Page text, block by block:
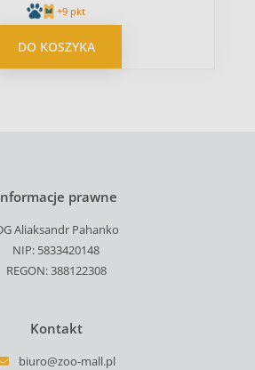
+9 pkt
DO KOSZYKA
prawne
Aliaksandr Pahanko
NIP: 5833420148
REGON: 388122308
Kontakt
biuro@zoo-mall.pl